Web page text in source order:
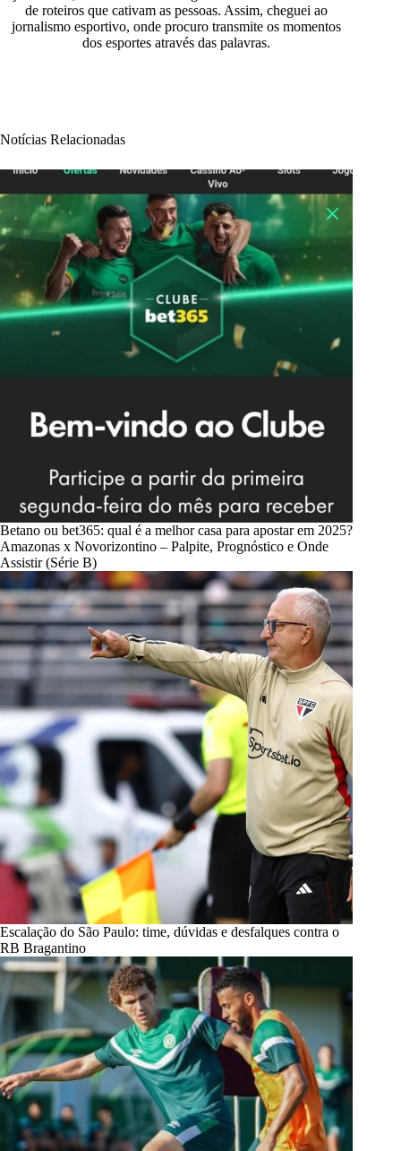
de roteiros que cativam as pessoas. Assim, cheguei ao
jornalismo esportivo, onde procuro transmite os momentos
dos esportes através das palavras.
Notícias Relacionadas
Betano ou bet365: qual é a melhor casa para apostar em 2025?
Amazonas x Novorizontino – Palpite, Prognóstico e Onde
Assistir (Série B)
Escalação do São Paulo: time, dúvidas e desfalques contra o
RB Bragantino